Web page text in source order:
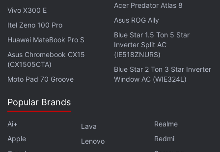
Vivo X300 E
Itel Zeno 100 Pro
Huawei MateBook Pro S
Asus Chromebook CX15
(CX1505CTA)
Moto Pad 70 Groove
Acer Predator Atlas 8
Asus ROG Ally
Blue Star 1.5 Ton 5 Star
Inverter Split AC
(IE518ZNURS)
Blue Star 2 Ton 3 Star Inverter
Window AC (WIE324L)
Popular Brands
Ai+
Apple
Lava
Lenovo
Realme
Redmi